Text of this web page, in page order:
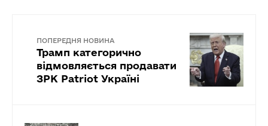
ПОПЕРЕДНЯ НОВИНА
Трамп категорично
відмовляється продавати
ЗРК Patriot Україні